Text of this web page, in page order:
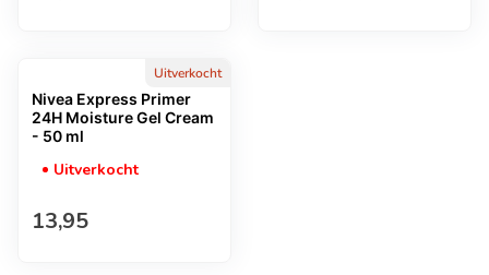
Uitverkocht
Nivea Express Primer
24H Moisture Gel Cream
- 50 ml
Uitverkocht
Normale prijs
13,95